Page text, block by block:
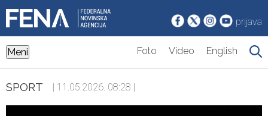
prijava
Meni Foto Video English
SPORT | 11.05.2026. 08:28 |